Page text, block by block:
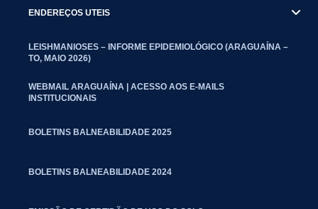
ENDEREÇOS UTEIS
LEISHMANIOSES – INFORME EPIDEMIOLÓGICO (ARAGUAÍNA –
TO, MAIO 2026)
WEBMAIL ARAGUAÍNA | ACESSO AOS E-MAILS
INSTITUCIONAIS
BOLETINS BALNEABILIDADE 2025
BOLETINS BALNEABILIDADE 2024